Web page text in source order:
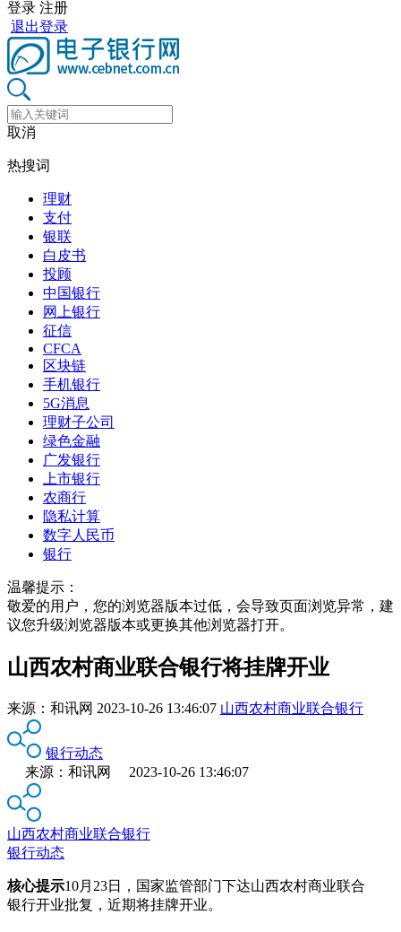
登录 注册
退出登录
取消
热搜词
理财
支付
银联
白皮书
投顾
中国银行
网上银行
征信
CFCA
区块链
手机银行
5G消息
理财子公司
绿色金融
广发银行
上市银行
农商行
隐私计算
数字人民币
银行
温馨提示：
敬爱的用户，您的浏览器版本过低，会导致页面浏览异常，建
议您升级浏览器版本或更换其他浏览器打开。
山西农村商业联合银行将挂牌开业
来源： 和讯网 2023-10-26 13:46:07 山西农村商业联合银行
银行动态
来源：和讯网 2023-10-26 13:46:07
山西农村商业联合银行
银行动态
核心提示10月23日，国家监管部门下达山西农村商业联合
银行开业批复，近期将挂牌开业。